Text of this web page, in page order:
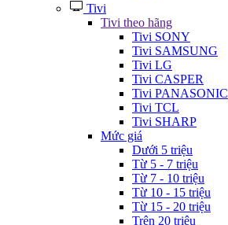
Tivi
Tivi theo hãng
Tivi SONY
Tivi SAMSUNG
Tivi LG
Tivi CASPER
Tivi PANASONIC
Tivi TCL
Tivi SHARP
Mức giá
Dưới 5 triệu
Từ 5 - 7 triệu
Từ 7 - 10 triệu
Từ 10 - 15 triệu
Từ 15 - 20 triệu
Trên 20 triệu